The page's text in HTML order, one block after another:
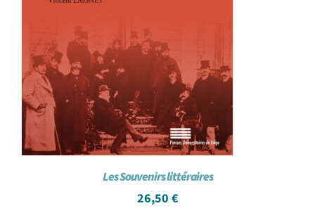
Les Souvenirs littéraires
26,50 €